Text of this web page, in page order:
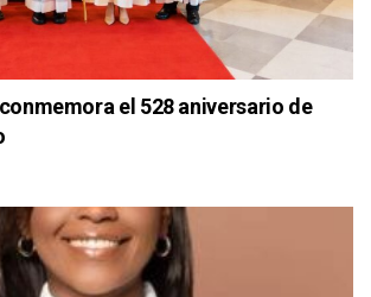
el 528 aniversario de